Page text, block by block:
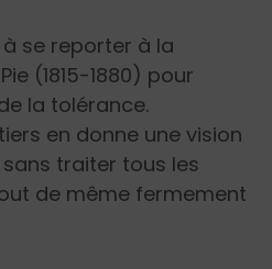
se reporter à la
(1815-1880) pour
la tolérance.
en donne une vision
traiter tous les
de même fermement